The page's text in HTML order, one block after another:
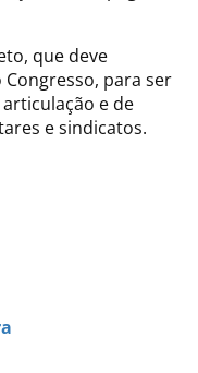
que deve
para ser
e de
e sindicatos.